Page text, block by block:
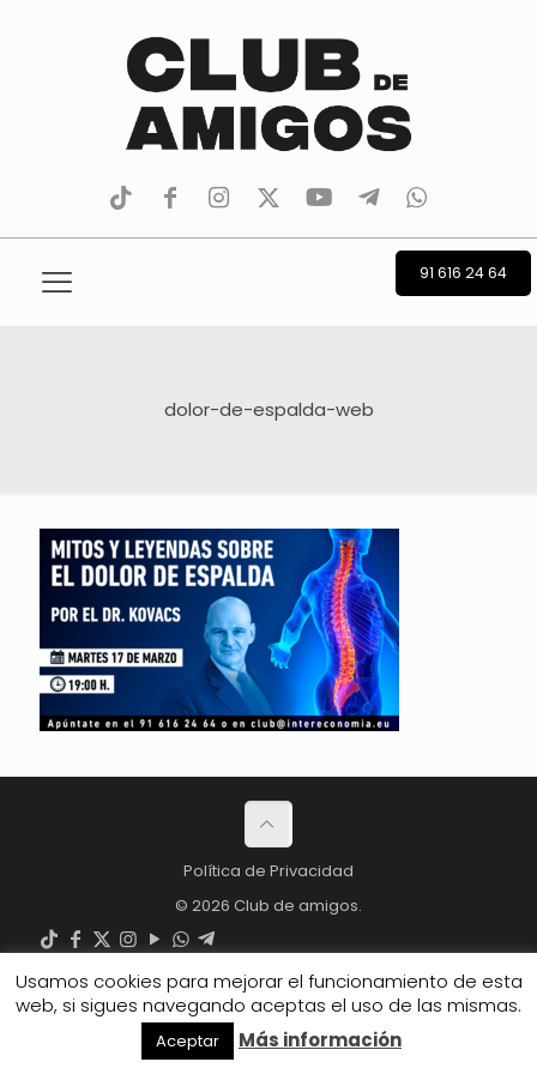
tiktokfacebookinstagram
TwitterYoutubeTelegramwhatsapp
91 616 24 64
dolor-de-espalda-web
Política de Privacidad
© 2026 Club de amigos.
Usamos cookies para mejorar el funcionamiento de esta
web, si sigues navegando aceptas el uso de las mismas.
Aceptar Más información